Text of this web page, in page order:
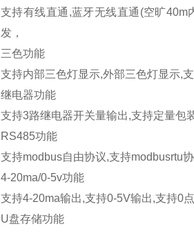
支持有线直通 ,蓝牙无线直通 (空旷40m
发，
三色功能
支持内部三色灯显示,外部三色灯显示,
继电器功能
支持3路继电器开关量输出,支持定量包
RS485功能
支持modbus自由协议,支持modbusrtu
4-20ma/0-5v功能
支持4-20ma输出,支持0-5V输出,支持0
U盘存储功能